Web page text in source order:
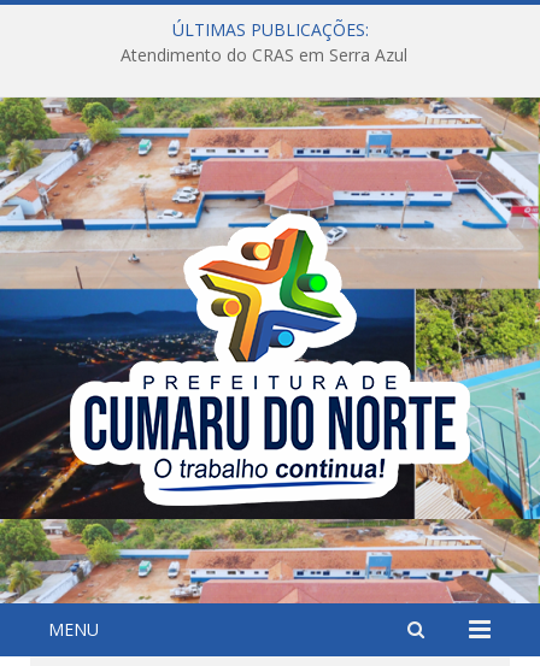
ÚLTIMAS PUBLICAÇÕES:
Atendimento do CRAS em Serra Azul
MENU